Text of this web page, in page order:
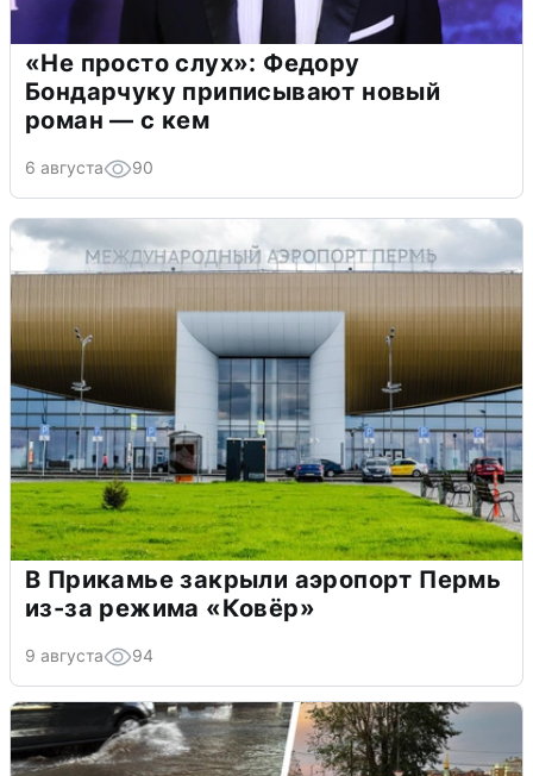
«Не просто слух»: Федору
Бондарчуку приписывают новый
роман — с кем
6 августа 90
В Прикамье закрыли аэропорт Пермь
из-за режима «Ковёр»
9 августа 94